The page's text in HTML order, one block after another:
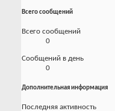
Всего сообщений
Всего сообщений
0
Сообщений в день
0
Дополнительная информация
Последняя активность